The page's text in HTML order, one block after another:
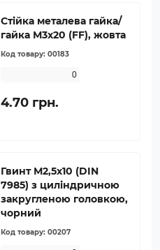
Стійка металева гайка/
гайка М3х20 (FF), жовта
Код товару: 00183
0
4.70 грн.
Гвинт М2,5х10 (DIN
7985) з циліндричною
закругленою головкою,
чорний
Код товару: 00207